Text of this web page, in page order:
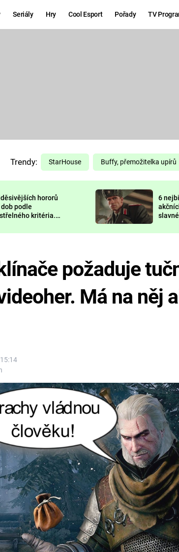
Seriály Hry Cool Esport Pořady TV
PREDÁTOR
Trendy: StarHouse Buffy, přemožitelka upírů
hororů
podle
kritéria.
tep?
6
požaduje
Má na něj